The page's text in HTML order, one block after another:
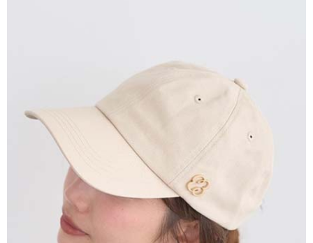
2.透過簡訊連結打開帳單後，可選擇「超商條碼／台灣大直營門市／銀行轉
帳／街口支付／iPASS MONEY」等通路繳費。
1.本服務係由「台灣大哥大股份有限公司」（以下簡稱本公司）所提供，讓
用戶於交易時，得透過本服務購買商品或服務，並由商店將買賣／分期付款
買賣價金債權讓與本公司後，依約使用本公司帳單繳交帳款。
2.基於同意付款使用「大哥付你分期」之契約關係目的，商店將以您的個人
資料（包含姓名、電話或地址）提供予台灣大哥大進項蒐集、處理及利用，
由本公司與您本人進行分期帳單所需資料之確認、核對及更正。
3.完整用戶服務條款，請詳閱以下連結：https://oppay.tw/userRule
結帳頁面，進行簡訊認證並確認金額後，即可完成結帳。
２．訂單成立數日內，您將收到繳費通知簡訊。
３．收到繳費通知簡訊後14天內，點擊此簡訊中的連結，可透過四大超商／
ATM／網路銀行／等多元方式進行付款，方視為交易完成。
※ 請注意：結帳手續完成當下不需立刻繳費，但若您需要取消訂單，請聯絡
購買商品的店家。未經商家同意取消之訂單仍視為有效，需透過AFTEE先享
後付繳納相關費用。
※ 交易是否成功請以「AFTEE先享後付 」之結帳頁面顯示為準，若有關於
是否繳費成功／繳費後需取消欲退款等相關疑問，請聯繫「AFTEE先享後付
客戶支援中心」
https://netprotections.freshdesk.com/support/home
【注意事項】
１．透過由恩沛科技股份有限公司提供之「AFTEE先享後付」服務完成之交
易，需依本服務之必要範圍內提供個人資料，並將交易相關給付款項請求債
權轉讓予恩沛科技股份有限公司。
每筆NT$60，滿NT$388(含以上)免運費
萊爾富取貨付款
每筆NT$60，滿NT$888(含以上)免運費
萊爾富純取貨
每筆NT$60，滿NT$888(含以上)免運費
7-11取貨付款
每筆NT$60，滿NT$888(含以上)免運費